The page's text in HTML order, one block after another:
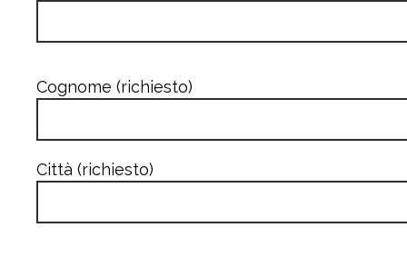
Cognome (richiesto)
Città (richiesto)